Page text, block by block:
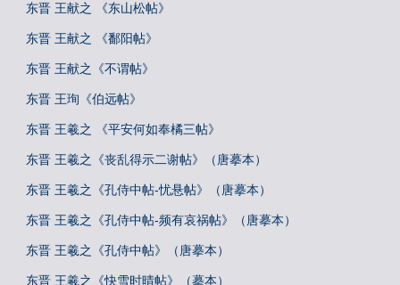
东晋 王献之 《东山松帖》
东晋 王献之 《鄱阳帖》
东晋 王献之《不谓帖》
东晋 王珣《伯远帖》
东晋 王羲之 《平安何如奉橘三帖》
东晋 王羲之《丧乱得示二谢帖》（唐摹本）
东晋 王羲之《孔侍中帖-忧悬帖》（唐摹本）
东晋 王羲之《孔侍中帖-频有哀祸帖》（唐摹本）
东晋 王羲之《孔侍中帖》（唐摹本）
东晋 王羲之《快雪时晴帖》（摹本）